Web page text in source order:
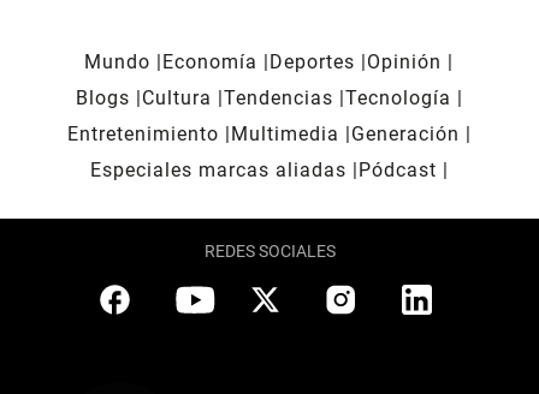
Mundo Economía Deportes
Opinión
Blogs
Cultura Tendencias Tecnología
Entretenimiento
Multimedia
Generación
Especiales marcas aliadas
Pódcast
REDES SOCIALES